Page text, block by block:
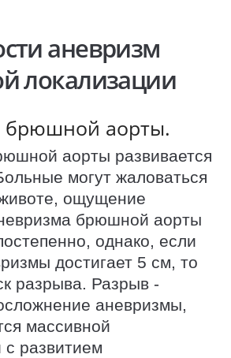
аневризм
локализации
брюшной аорты.
аорты развивается
могут жаловаться
ощущение
брюшной аорты
однако, если
достигает 5 см, то
разрыва. Разрыв -
аневризмы,
массивной
с развитием